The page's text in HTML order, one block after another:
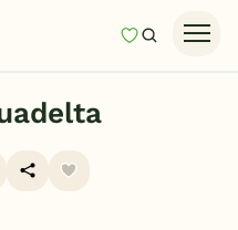
MijnZoeken